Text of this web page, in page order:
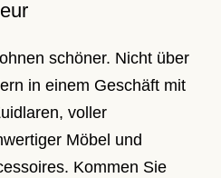
schöner. Nicht über
in einem Geschäft mit
voller
Möbel und
Kommen Sie